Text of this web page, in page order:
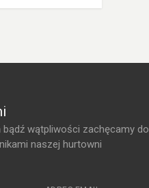
bądź wątpliwości zachęcamy do
naszej hurtowni